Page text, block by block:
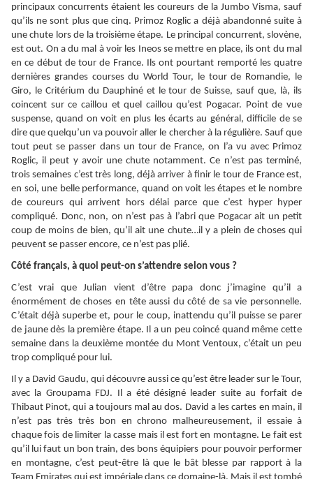
principaux concurrents étaient les coureurs de la Jumbo Visma, sauf
qu’ils ne sont plus que cinq. Primoz Roglic a déjà abandonné suite à
une chute lors de la troisième étape. Le principal concurrent, slovène,
est out. On a du mal à voir les Ineos se mettre en place, ils ont du mal
en ce début de tour de France. Ils ont pourtant remporté les quatre
dernières grandes courses du World Tour, le tour de Romandie, le
Giro, le Critérium du Dauphiné et le tour de Suisse, sauf que, là, ils
coincent sur ce caillou et quel caillou qu’est Pogacar. Point de vue
suspense, quand on voit en plus les écarts au général, difficile de se
dire que quelqu’un va pouvoir aller le chercher à la régulière. Sauf que
tout peut se passer dans un tour de France, on l’a vu avec Primoz
Roglic, il peut y avoir une chute notamment. Ce n’est pas terminé,
trois semaines c’est très long, déjà arriver à finir le tour de France est,
en soi, une belle performance, quand on voit les étapes et le nombre
de coureurs qui arrivent hors délai parce que c’est hyper hyper
compliqué. Donc, non, on n’est pas à l’abri que Pogacar ait un petit
coup de moins de bien, qu’il ait une chute…il y a plein de choses qui
peuvent se passer encore, ce n’est pas plié.
Côté français, à quoi peut-on s’attendre selon vous ?
C’est vrai que Julian vient d’être papa donc j’imagine qu’il a
énormément de choses en tête aussi du côté de sa vie personnelle.
C’était déjà superbe et, pour le coup, inattendu qu’il puisse se parer
de jaune dès la première étape. Il a un peu coincé quand même cette
semaine dans la deuxième montée du Mont Ventoux, c’était un peu
trop compliqué pour lui.
Il y a David Gaudu, qui découvre aussi ce qu’est être leader sur le Tour,
avec la Groupama FDJ. Il a été désigné leader suite au forfait de
Thibaut Pinot, qui a toujours mal au dos. David a les cartes en main, il
n’est pas très très bon en chrono malheureusement, il essaie à
chaque fois de limiter la casse mais il est fort en montagne. Le fait est
qu’il lui faut un bon train, des bons équipiers pour pouvoir performer
en montagne, c’est peut-être là que le bât blesse par rapport à la